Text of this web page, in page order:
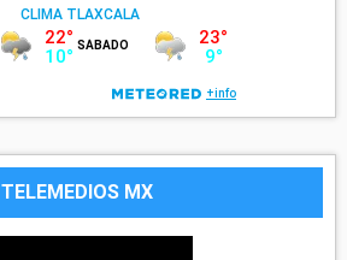
TELEMEDIOS MX